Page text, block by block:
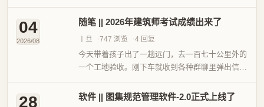
岸“985”》，很多人觉得这事没有什么值得吹嘘
的，特别是知乎上还有乎友说这是新闻学的“魅力
04
2026/08
随笔 || 2026年建筑师考试成绩出来了
丨旦 747 浏览 4 回复
今天带着孩子出了一趟远门，去一百七十公里外的
一个工地验收。刚下车就收到各种群聊里弹出信息
说注考成绩出来了，不少小伙伴发来私信问我考得
怎么样，于是马上打开手机查成绩。在《2026年建
28 软件 || 图集规范管理软件-2.0正式上线了